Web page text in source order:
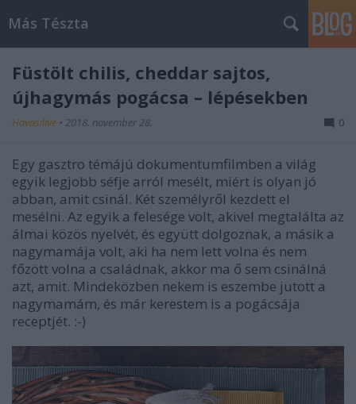
Más Tészta
Füstölt chilis, cheddar sajtos,
újhagymás pogácsa – lépésekben
Havasilive • 2018. november 28. 0
Egy gasztro témájú dokumentumfilmben a világ
egyik legjobb séfje arról mesélt, miért is olyan jó
abban, amit csinál. Két személyről kezdett el
mesélni. Az egyik a felesége volt, akivel megtalálta az
álmai közös nyelvét, és együtt dolgoznak, a másik a
nagymamája volt, aki ha nem lett volna és nem
főzött volna a családnak, akkor ma ő sem csinálná
azt, amit. Mindeközben nekem is eszembe jutott a
nagymamám, és már kerestem is a pogácsája
receptjét. :-)